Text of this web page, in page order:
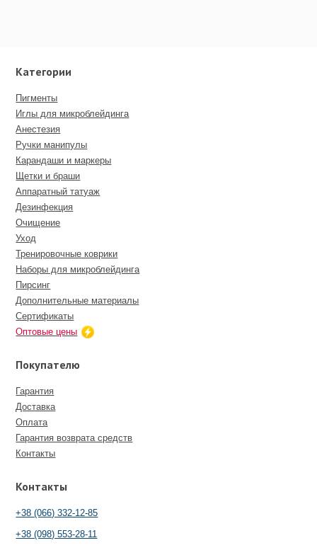
Категории
Пигменты
Иглы для микроблейдинга
Анестезия
Ручки манипулы
Карандаши и маркеры
Щетки и браши
Аппаратный татуаж
Дезинфекция
Очищение
Уход
Тренировочные коврики
Наборы для микроблейдинга
Пирсинг
Дополнительные материалы
Сертификаты
Оптовые цены
Покупателю
Гарантия
Доставка
Оплата
Гарантия возврата средств
Контакты
Контакты
+38 (066) 332-12-85
+38 (098) 553-28-11